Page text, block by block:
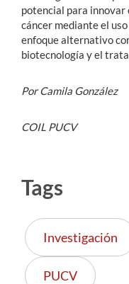
potencial para
cáncer mediante el
enfoque alternativo
biotecnología y el
Por Camila González
COIL PUCV
Tags
Investigación
PUCV